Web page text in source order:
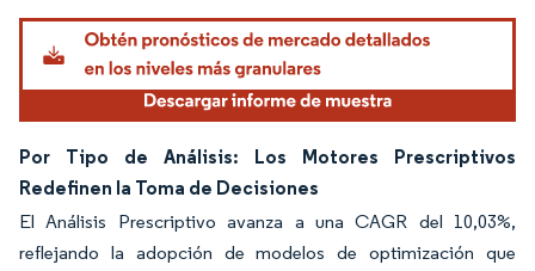
Imagen © Mordor Intelligence. El uso requiere atribución según CC BY 4.0.
Por Tipo de Análisis: Los Motores Prescriptivos
Redefinen la Toma de Decisiones
El Análisis Prescriptivo avanza a una CAGR del 10,03%,
reflejando la adopción de modelos de optimización que